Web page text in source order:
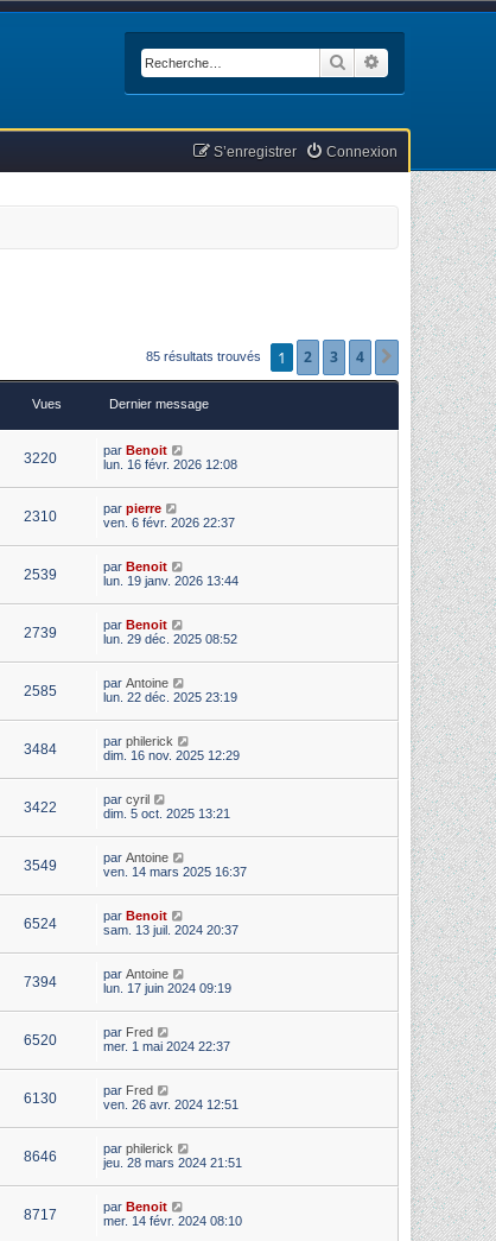
Rechercher
Connexion
S’enregistrer
85 résultats trouvés 1 2 3 4 Suivante
Vues Dernier message
3220 par Benoit
lun. 16 févr. 2026 12:08
2310 par pierre
ven. 6 févr. 2026 22:37
2539 par Benoit
lun. 19 janv. 2026 13:44
2739 par Benoit
lun. 29 déc. 2025 08:52
2585 par Antoine
lun. 22 déc. 2025 23:19
3484 par philerick
dim. 16 nov. 2025 12:29
3422 par cyril
dim. 5 oct. 2025 13:21
3549 par Antoine
ven. 14 mars 2025 16:37
6524 par Benoit
sam. 13 juil. 2024 20:37
7394 par Antoine
lun. 17 juin 2024 09:19
6520 par Fred
mer. 1 mai 2024 22:37
6130 par Fred
ven. 26 avr. 2024 12:51
8646 par philerick
jeu. 28 mars 2024 21:51
8717 par Benoit
mer. 14 févr. 2024 08:10